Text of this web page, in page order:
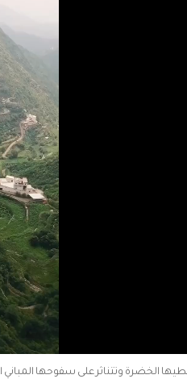
الخضرة وتتناثر على سفوحها المباني